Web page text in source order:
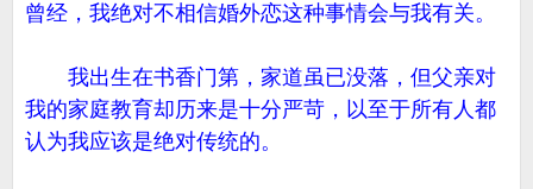
曾经，我绝对不相信婚外恋这种事情会与我有关。
我出生在书香门第，家道虽已没落，但父亲对
我的家庭教育却历来是十分严苛，以至于所有人都
认为我应该是绝对传统的。